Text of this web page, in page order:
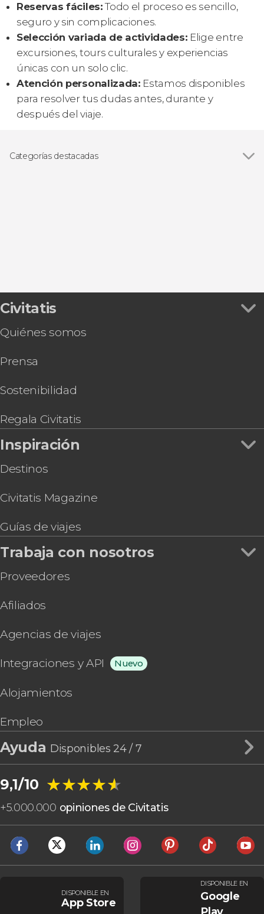
Reservas fáciles:Todo el proceso es sencillo,
seguro y sin complicaciones.
Selección variada de actividades: Elige entre
excursiones, tours culturales y experiencias
únicas con un solo clic.
Atención personalizada: Estamos disponibles
para resolver tus dudas antes, durante y
después del viaje.
Categorías destacadas
Civitatis
Quiénes somos
Prensa
Sostenibilidad
Regala Civitatis
Inspiración
Destinos
Civitatis Magazine
Guías de viajes
Trabaja con nosotros
Proveedores
Afiliados
Agencias de viajes
Integraciones y API Nuevo
Alojamientos
Empleo
Ayuda Disponibles 24 / 7
9,1/10 ★★★★★
★★★★★
+5.000.000 opiniones de Civitatis
DISPONIBLE EN
App Store
DISPONIBLE EN
Google
Play